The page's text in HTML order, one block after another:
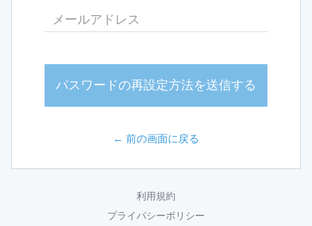
パスワードの再設定方法を送信する
← 前の画面に戻る
利用規約
プライバシーポリシー